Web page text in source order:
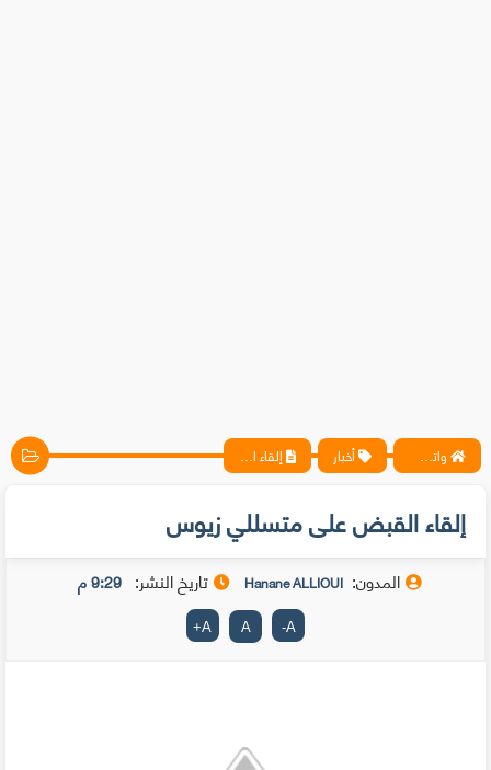
واتس آب ، فيسبوك ، أنترنت ، شروحات تقنية حصرية - المحترف أخبار إلقاء القبض على متسللي زيوس
إلقاء القبض على متسللي زيوس
المدون: Hanane ALLIOUI تاريخ النشر: 9:29 م
A
-
A
A
+